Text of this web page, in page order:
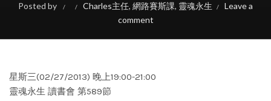
Posted by Charles主任, 網路賽斯課, 靈魂永生
Leave a
comment
星斯三(02/27/2013) 晚上19:00-21:00
靈魂永生 讀書會 第589節